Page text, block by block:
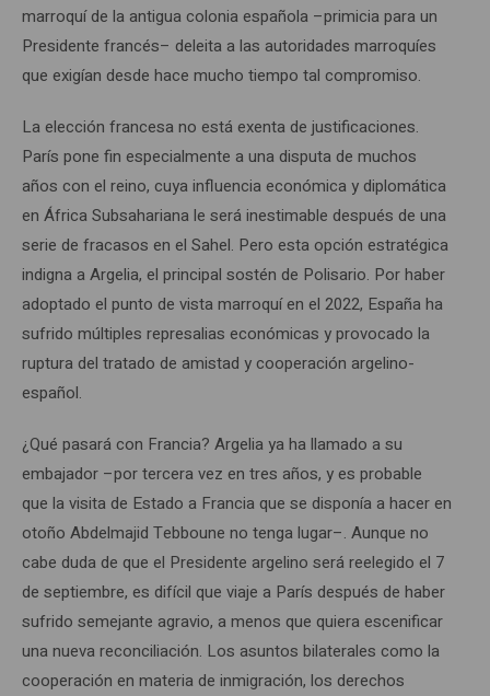
marroquí de la antigua colonia española –primicia para un
Presidente francés– deleita a las autoridades marroquíes
que exigían desde hace mucho tiempo tal compromiso.
La elección francesa no está exenta de justificaciones.
París pone fin especialmente a una disputa de muchos
años con el reino, cuya influencia económica y diplomática
en África Subsahariana le será inestimable después de una
serie de fracasos en el Sahel. Pero esta opción estratégica
indigna a Argelia, el principal sostén de Polisario. Por haber
adoptado el punto de vista marroquí en el 2022, España ha
sufrido múltiples represalias económicas y provocado la
ruptura del tratado de amistad y cooperación argelino-
español.
¿Qué pasará con Francia? Argelia ya ha llamado a su
embajador –por tercera vez en tres años, y es probable
que la visita de Estado a Francia que se disponía a hacer en
otoño Abdelmajid Tebboune no tenga lugar–. Aunque no
cabe duda de que el Presidente argelino será reelegido el 7
de septiembre, es difícil que viaje a París después de haber
sufrido semejante agravio, a menos que quiera escenificar
una nueva reconciliación. Los asuntos bilaterales como la
cooperación en materia de inmigración, los derechos